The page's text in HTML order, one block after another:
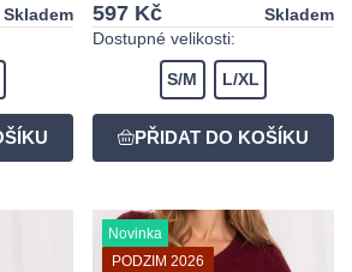
Skladem
597 Kč
Skladem
Dostupné velikosti:
S/M L/XL
Novinka
PODZIM 2026